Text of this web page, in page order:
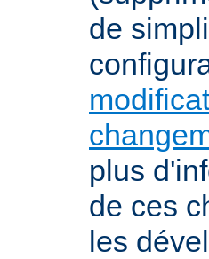
de
plus
de ces
les